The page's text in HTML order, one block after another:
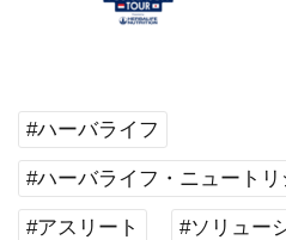
#ハーバライフ
#ハーバライフ・ニュートリ
#アスリート #ソリュー